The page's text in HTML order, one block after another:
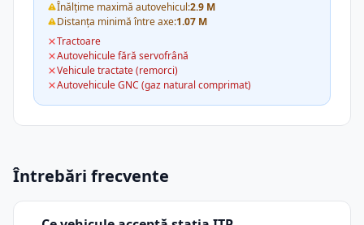
Înălțime maximă autovehicul:2.9 M
Distanța minimă între axe:1.07 M
Tractoare
Autovehicule fără servofrână
Vehicule tractate (remorci)
Autovehicule GNC (gaz natural comprimat)
Întrebări frecvente